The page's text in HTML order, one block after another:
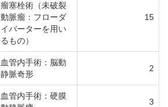
瘤塞栓術（未破裂
動脈瘤：フローダ
イバーターを用い
るもの）
15
血管内手術：脳動
静脈奇形
2
血管内手術：硬膜
3